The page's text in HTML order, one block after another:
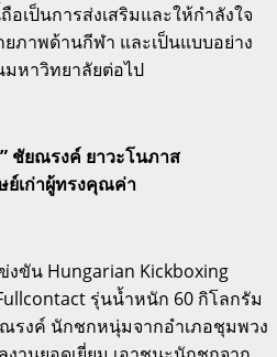
เป็นการส่งเสริมและให้กำลังใจ
ภาพด้านกีฬา และเป็นแบบอย่าง
หาวิทยาลัยต่อไป
ชัยณรงค์ ยาวะโนภาส
เก่าผู้ทรงคุณค่า
ขัน Hungarian Kickboxing
รุ่นน้ำหนัก 60 กิโลกรัม
ณรงค์ นักชกหนุ่มจากอำเภอชุมพวง